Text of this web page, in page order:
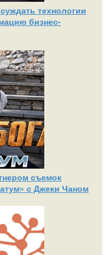
технологии
бизнес-
съемок
с Джеки Чаном